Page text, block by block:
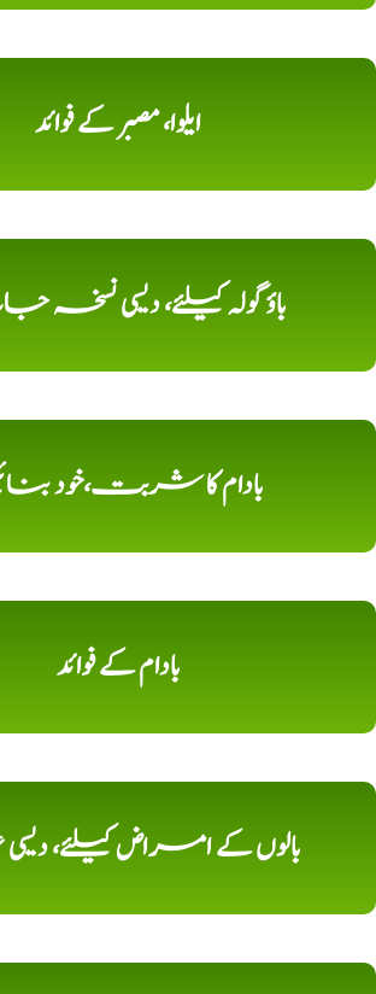
ایلوا، مصبر کے فوائد
باؤ گولہ کیلئے، دیسی
بادام کا شربت،خود
بادام کے فوائد
بالوں کے امراض کیلئے،